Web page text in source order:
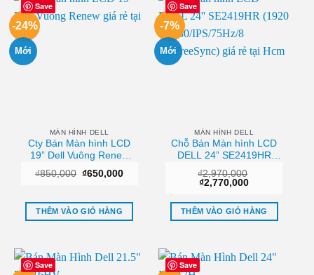
Save
-24%
Mới
MÀN HÌNH DELL
Cty Bán Màn hình LCD
19” Dell Vuông Renew
₫850,000 Giá
₫850,000.
₫650,000Giá
là:
THÊM VÀO GIỎ HÀNG
Save
-7%
Mới
MÀN HÌNH DELL
Chỗ Bán Màn hình LCD
DELL 24” SE2419HR
ms/FreeSync) Giá tốt
₫2,970,000
Giá
là:
₫2,970,000.
₫2,770,000Giá
tại
là:
₫2,770,000.
THÊM VÀO GIỎ HÀNG
Save Save